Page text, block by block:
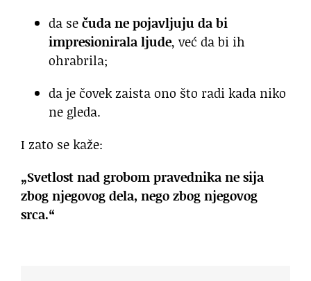
da sečuda ne pojavljuju da bi
impresionirala ljude, već da bi ih
ohrabrila;
da je čovek zaista ono što radi kada niko
ne gleda.
I zato se kaže:
„Svetlost nad grobom pravednika ne sija
zbog njegovog dela, nego zbog njegovog
srca.“